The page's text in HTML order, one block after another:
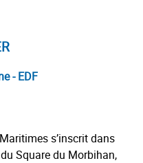
- EDF
s’inscrit dans
Square du Morbihan,